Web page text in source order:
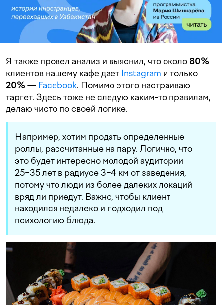
Я также провел анализ и выяснил, что около 80%
клиентов нашему кафе дает Instagram и только
20%— Facebook. Помимо этого настраиваю
таргет. Здесь тоже не следую каким-то правилам,
делаю чисто по своей логике.
Например, хотим продать определенные
роллы, рассчитанные на пару. Логично, что
это будет интересно молодой аудитории
25−35 лет в радиусе 3−4 км от заведения,
потому что люди из более далеких локаций
вряд ли приедут. Важно, чтобы клиент
находился недалеко и подходил под
психологию блюда.